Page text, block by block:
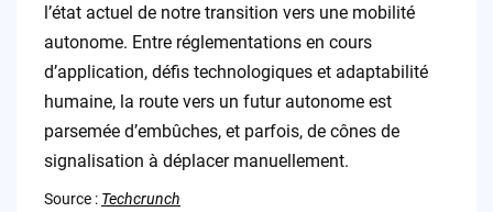
l’état actuel de notre transition vers une mobilité
autonome. Entre réglementations en cours
d’application, défis technologiques et adaptabilité
humaine, la route vers un futur autonome est
parsemée d’embûches, et parfois, de cônes de
signalisation à déplacer manuellement.
Source : Techcrunch